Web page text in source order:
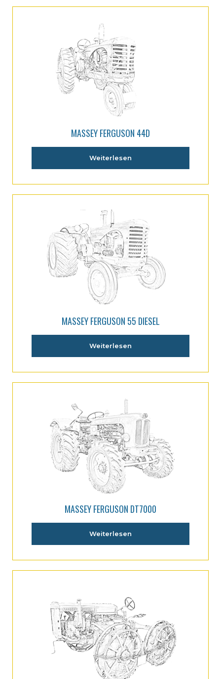
MASSEY FERGUSON 44D
Weiterlesen
MASSEY FERGUSON 55 DIESEL
Weiterlesen
MASSEY FERGUSON DT7000
Weiterlesen